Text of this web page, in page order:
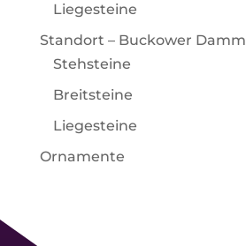
Liegesteine
Standort – Buckower Damm
Stehsteine
Breitsteine
Liegesteine
Ornamente